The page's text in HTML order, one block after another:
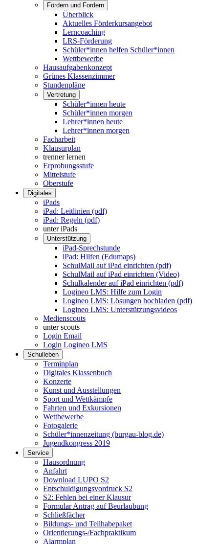
Fördern und Fordern
Überblick
Aktuelles Förderkursangebot
Lerncoaching
LRS-Förderung
Schüler*innen helfen Schüler*innen
Wettbewerbe
Hausaufgabenkonzept
Grünes Klassenzimmer
Stundenpläne
Vertretung
Schüler*innen heute
Schüler*innen morgen
Lehrer*innen heute
Lehrer*innen morgen
Facharbeit
Klausurplan
trenner lernen
Erprobungsstufe
Mittelstufe
Oberstufe
Digitales
iPads
iPad: Leitlinien (pdf)
iPad: Regeln (pdf)
unter iPads
Unterstützung
iPad-Sprechstunde
iPad: Hilfen (Edumaps)
SchulMail auf iPad einrichten (pdf)
SchulMail auf iPad einrichten (Video)
Schulkalender auf iPad einrichten (pdf)
Logineo LMS: Hilfe zum Login
Logineo LMS: Lösungen hochladen (pdf)
Logineo LMS: Unterstützungsvideos
Medienscouts
unter scouts
Login Email
Login Logineo LMS
Schulleben
Terminplan
Digitales Klassenbuch
Konzerte
Kunst und Ausstellungen
Sport und Wettkämpfe
Fahrten und Exkursionen
Wettbewerbe
Fotogalerie
Schüler*innenzeitung (burgau-blog.de)
Jugendkongress 2019
Service
Hausordnung
Anfahrt
Download LUPO S2
Entschuldigungsvordruck S2
S2: Fehlen bei einer Klausur
Formular Antrag auf Beurlaubung
Schließfächer
Bildungs- und Teilhabepaket
Orientierungs-/Fachpraktikum
Alarmplan